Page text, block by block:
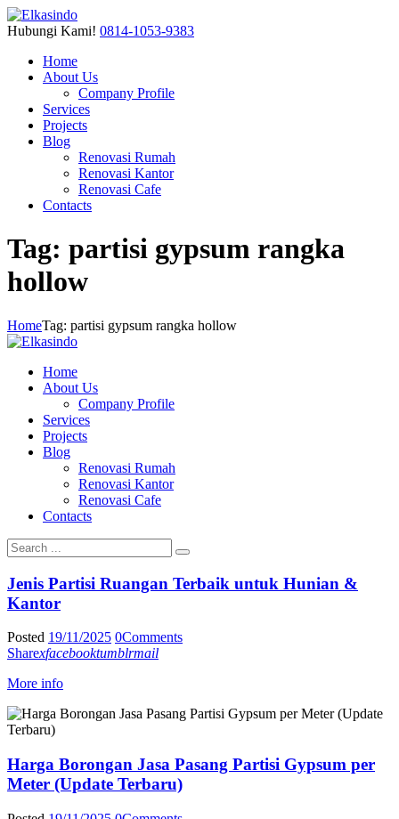
Hubungi Kami! 0814-1053-9383
Home
About Us
Company Profile
Services
Projects
Blog
Renovasi Rumah
Renovasi Kantor
Renovasi Cafe
Contacts
Tag: partisi gypsum rangka
hollow
HomeTag: partisi gypsum rangka hollow
Home
About Us
Company Profile
Services
Projects
Blog
Renovasi Rumah
Renovasi Kantor
Renovasi Cafe
Contacts
Jenis Partisi Ruangan Terbaik untuk Hunian &
Kantor
Posted 19/11/2025 0Comments
Sharexfacebooktumblrmail
More info
Harga Borongan Jasa Pasang Partisi Gypsum per
Meter (Update Terbaru)